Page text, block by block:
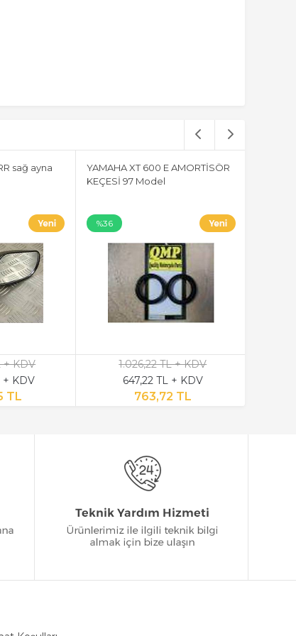
sağ ayna
+ KDV
+ KDV
TL
YAMAHA XT 600 E AMORTİSÖR
KEÇESİ 97 Model
%36
1.026,22 TL + KDV
647,22 TL + KDV
763,72 TL